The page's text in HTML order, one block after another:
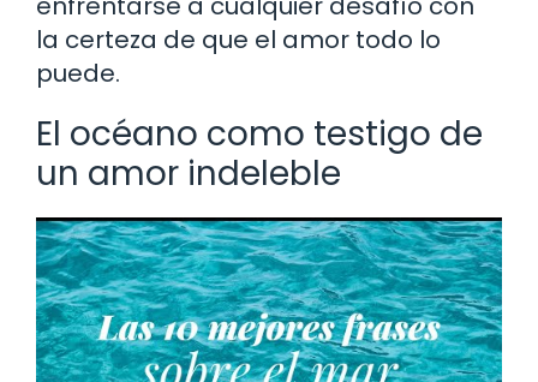
la certeza de que el amor todo lo
puede.
El océano como testigo de
un amor indeleble